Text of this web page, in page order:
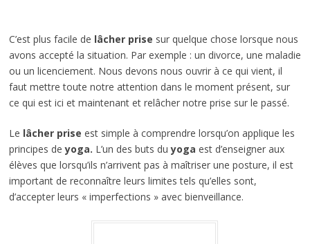
C’est plus facile de lâcher prise sur quelque chose lorsque nous
avons accepté la situation. Par exemple : un divorce, une maladie
ou un licenciement. Nous devons nous ouvrir à ce qui vient, il
faut mettre toute notre attention dans le moment présent, sur
ce qui est ici et maintenant et relâcher notre prise sur le passé.
Le lâcher prise est simple à comprendre lorsqu’on applique les
principes deyoga. L’un des buts duyoga est d’enseigner aux
élèves que lorsqu’ils n’arrivent pas à maîtriser une posture, il est
important de reconnaître leurs limites tels qu’elles sont,
d’accepter leurs « imperfections » avec bienveillance.